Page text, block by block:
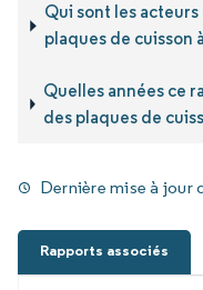
Qui sont les
plaques de cuisson
Quelles années ce
des plaques de
Dernière mise à jour
Rapports associés